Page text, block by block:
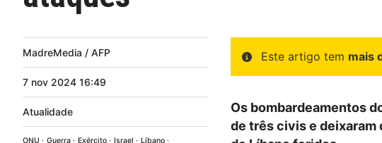
MadreMedia / AFP
7 nov 2024 16:49
Atualidade
ONU Guerra Exército Israel
Líbano
Este artigo tem mais
Os bombardeamentos
de três civis e